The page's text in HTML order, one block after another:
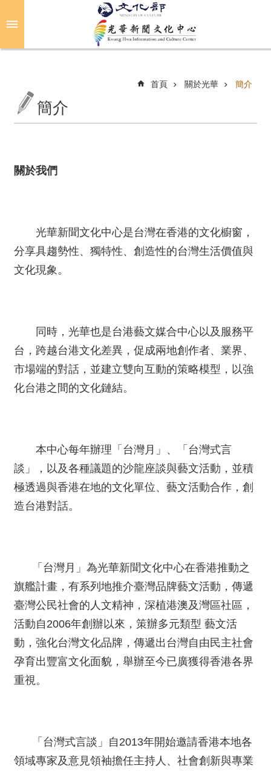
關
華
華
推
薦
友
連
光
華
之
友
網
站
導
覽
首頁 關於光華 簡介
簡介
關於我們
光華新聞文化中心是台灣在香港的文化櫥窗，
分享具趨勢性、獨特性、創造性的台灣生活價值與
文化現象。
同時，光華也是台港藝文媒合中心以及服務平
台，跨越台港文化差異，促成兩地創作者、業界、
市場端的對話，並建立雙向互動的策略模型，以強
化台港之間的文化鏈結。
本中心每年辦理「台灣月」、「台灣式言
談」，以及各種議題的沙龍座談與藝文活動，並積
極透過與香港在地的文化單位、藝文活動合作，創
造台港對話。
「台灣月」為光華新聞文化中心在香港推動之
旗艦計畫，有系列地推介臺灣品牌藝文活動，傳遞
臺灣公民社會的人文精神，深植港澳及灣區社區，
活動自2006年創辦以來，策辦多元類型 藝文活
動，強化台灣文化品牌，傳遞出台灣自由民主社會
孕育出豐富文化面貌，舉辦至今已廣獲得香港各界
重視。
「台灣式言談」自2013年開始邀請香港本地各
領域專家及意見領袖擔任主持人、社會創新與專業